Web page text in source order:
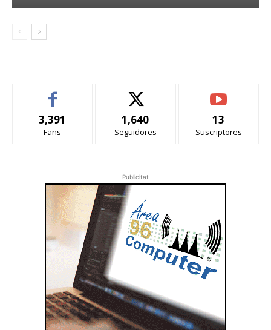
3,391
Fans
1,640
Seguidores
13
Suscriptores
Publicitat